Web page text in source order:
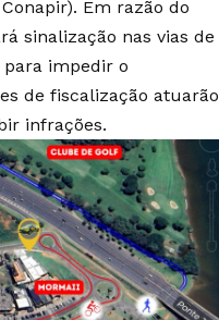
Em razão do
sinalização nas vias de
para impedir o
de fiscalização atuarão
infrações.